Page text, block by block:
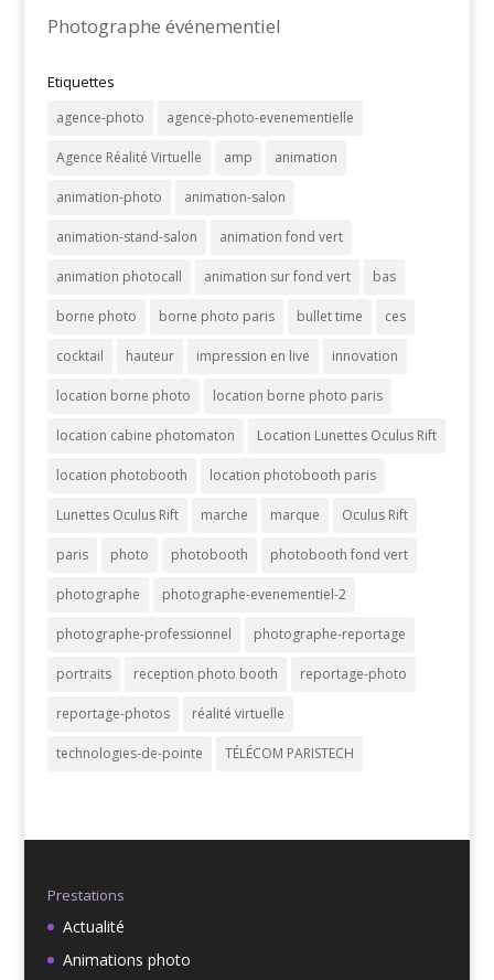
Photographe événementiel
Etiquettes
agence-photo agence-photo-evenementielle
Agence Réalité Virtuelle amp animation
animation-photo animation-salon
animation-stand-salon animation fond vert
animation photocall animation sur fond vert bas
borne photo borne photo paris bullet time ces
cocktail hauteur impression en live innovation
location borne photo location borne photo paris
location cabine photomaton Location Lunettes Oculus Rift
location photobooth location photobooth paris
Lunettes Oculus Rift marche marque Oculus Rift
paris photo photobooth photobooth fond vert
photographe photographe-evenementiel-2
photographe-professionnel photographe-reportage
portraits reception photo booth reportage-photo
reportage-photos réalité virtuelle
technologies-de-pointe TÉLÉCOM PARISTECH
Prestations
Actualité
Animations photo